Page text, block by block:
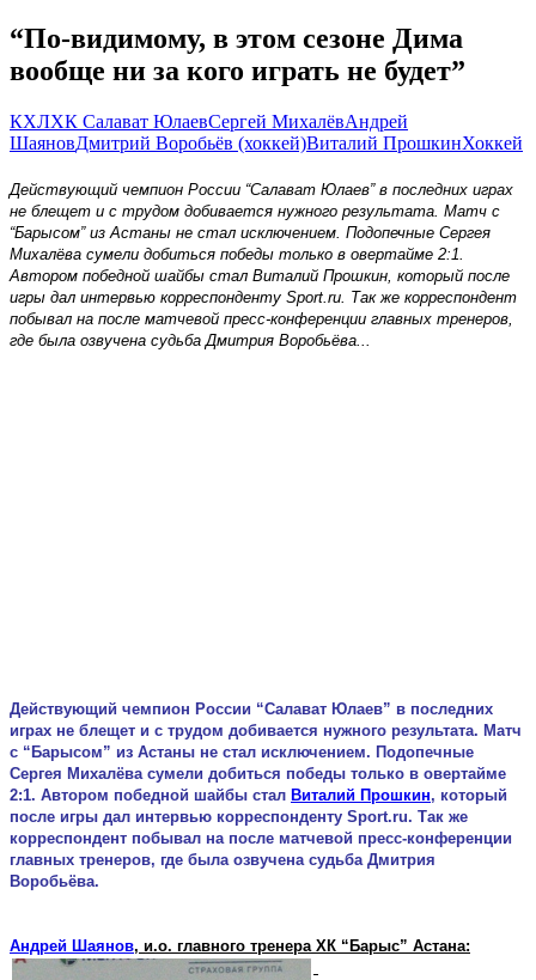
“По-видимому, в этом сезоне Дима
вообще ни за кого играть не будет”
КХЛХК Салават ЮлаевСергей МихалёвАндрей
ШаяновДмитрий Воробьёв (хоккей)Виталий ПрошкинХоккей
Действующий чемпион России “Салават Юлаев” в последних играх
не блещет и с трудом добивается нужного результата. Матч с
“Барысом” из Астаны не стал исключением. Подопечные Сергея
Михалёва сумели добиться победы только в овертайме 2:1.
Автором победной шайбы стал Виталий Прошкин, который после
игры дал интервью корреспонденту Sport ru . Так же корреспондент
побывал на после матчевой пресс-конференции главных тренеров,
где была озвучена судьба Дмитрия Воробьёва...
Действующий чемпион России “Салават Юлаев” в последних
играх не блещет и с трудом добивается нужного результата. Матч
с “Барысом” из Астаны не стал исключением. Подопечные
Сергея Михалёва сумели добиться победы только в овертайме
2:1. Автором победной шайбы стал Виталий Прошкин, который
после игры дал интервью корреспонденту Sport.ru. Так же
корреспондент побывал на после матчевой пресс-конференции
главных тренеров, где была озвучена судьба Дмитрия
Воробьёва.
Андрей Шаянов, и.о. главного тренера ХК “Барыс” Астана: